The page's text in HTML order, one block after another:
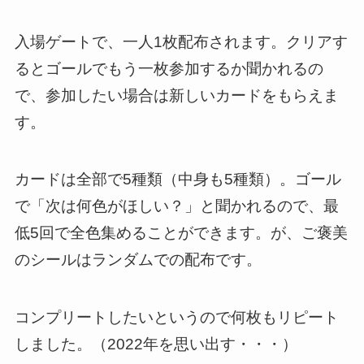
入場ゲートで、一人1枚配布されます。クリアす
るとゴールでもう一枚参加するか聞かれるの
で、参加したい場合は新しいカードをもらえま
す。
カードは全部で5種類（中身も5種類）。ゴール
で「次は何色がほしい？」と聞かれるので、最
低5回で全色集めることができます。が、ご褒美
のシールはランダムでの配布です。
コンプリートしたいというので何枚もリピート
しました。（2022年を思い出す・・・）